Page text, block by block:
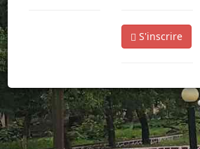
S'inscrire